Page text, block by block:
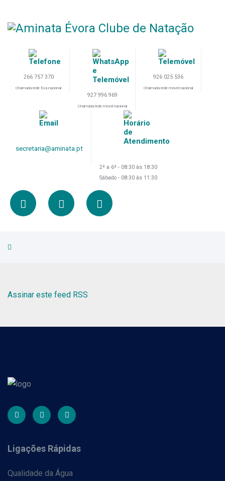
266 757 370
Chamada rede fixa nacional
927 996 969
Chamada rede móvel nacional
926 025 536
Chamada rede móvel nacional
secretaria@aminata.pt
2ª a 6ª - 08:30 às 18:30
Sábado - 08:30 às 11:30
Assinar este feed RSS
Ligações Rápidas
Qualidade da Água